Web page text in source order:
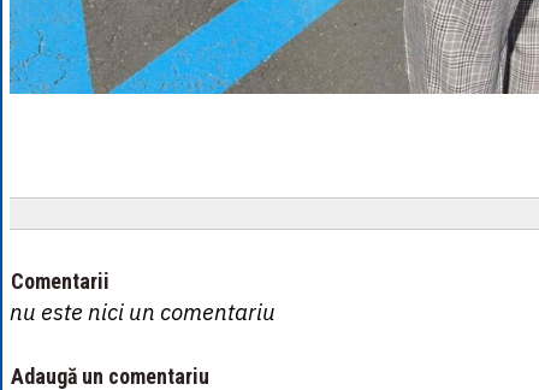
Comentarii
nu este nici un comentariu
Adaugă un comentariu